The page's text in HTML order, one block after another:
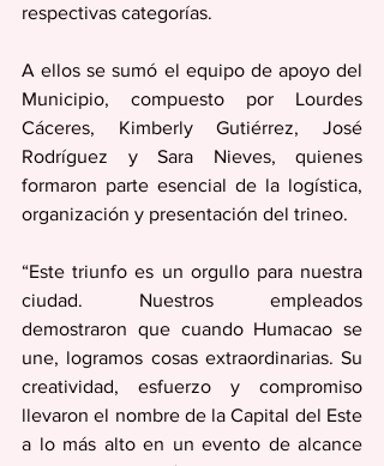
respectivas categorías.
A ellos se sumó el equipo de apoyo del
Municipio, compuesto por Lourdes
Cáceres, Kimberly Gutiérrez, José
Rodríguez y Sara Nieves, quienes
formaron parte esencial de la logística,
organización y presentación del trineo.
“Este triunfo es un orgullo para nuestra
ciudad. Nuestros empleados
demostraron que cuando Humacao se
une, logramos cosas extraordinarias. Su
creatividad, esfuerzo y compromiso
llevaron el nombre de la Capital del Este
a lo más alto en un evento de alcance